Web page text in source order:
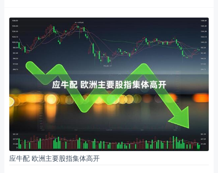
应牛配 欧洲主要股指集体高开